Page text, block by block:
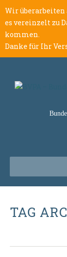
Wir überarbeiten
es vereinzelt zu
kommen.
Danke für Ihr
TAG